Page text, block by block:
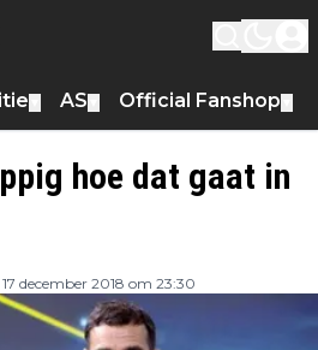
AS Official Fanshop
hoe dat gaat in
december 2018 om 23:30